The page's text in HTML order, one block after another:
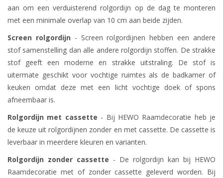
aan om een verduisterend rolgordijn op de dag te monteren
met een minimale overlap van 10 cm aan beide zijden.
Screen rolgordijn - Screen rolgordijnen hebben een andere
stof samenstelling dan alle andere rolgordijn stoffen. De strakke
stof geeft een moderne en strakke uitstraling. De stof is
uitermate geschikt voor vochtige ruimtes als de badkamer of
keuken omdat deze met een licht vochtige doek of spons
afneembaar is.
Rolgordijn met cassette - Bij HEWO Raamdecoratie heb je
de keuze uit rolgordijnen zonder en met cassette. De cassette is
leverbaar in meerdere kleuren en varianten.
Rolgordijn zonder cassette - De rolgordijn kan bij HEWO
Raamdecoratie met of zonder cassette geleverd worden. Bij